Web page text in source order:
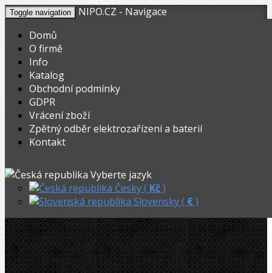
Toggle navigation
NIPO.CZ - Navigace
Domů
O firmě
Info
Katalog
Obchodní podmínky
GDPR
Vrácení zboží
Zpětný odběr elektrozařízení a baterií
Kontakt
Vyberte jazyk
Česky ( Kč)
Slovensky ( €)
V nákupním košíku máte
Celkem: 0,00
Registrovat Přihlásit
NIPO.CZ
Leister tryska zploštělá 3 x 1,5 mm pro Hot Jet
Leister tryska zploštělá 3 x 1,5 mm
pro Hot Jet